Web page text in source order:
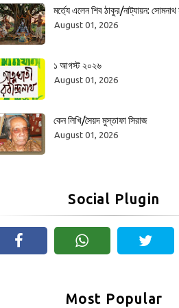
মর্ত্যে এলেন শিব ঠাকুর/নাট্যায়ন:
August 01, 2026
১ আগস্ট ২০২৬
August 01, 2026
কেন লিখি/সৈয়দ মুস্তাফা সিরাজ
August 01, 2026
Social Plugin
Most Popular